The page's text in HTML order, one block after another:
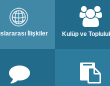
İlişkiler Kulüp ve